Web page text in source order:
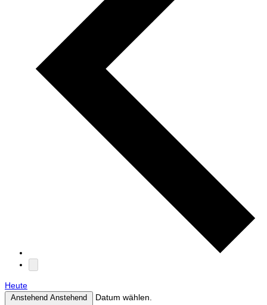
Heute
Anstehend Anstehend Datum wählen.